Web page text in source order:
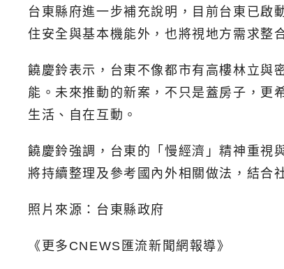
台東縣府進一步補充說明，目前台東已啟
住安全與基本機能外，也將視地方需求整
饒慶鈴表示，台東不像都市有高樓林立與
能。未來推動的新案，不只是蓋房子，更
生活、自在互動。
饒慶鈴強調，台東的「慢經濟」精神重視
將持續整理及參考國內外相關做法，結合
照片來源：台東縣政府
《更多CNEWS匯流新聞網報導》